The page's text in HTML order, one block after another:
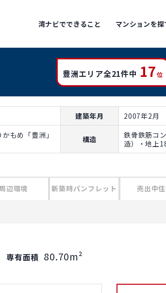
湾ナビでできること マンションを探
豊洲エリア全21件中 17位
建築年月 2007年2月
もめ「豊洲」
構造
鉄骨鉄筋コ
造）・地上
周辺環境 新築時パンフレット 売出中
｜専有面積 80.70m²